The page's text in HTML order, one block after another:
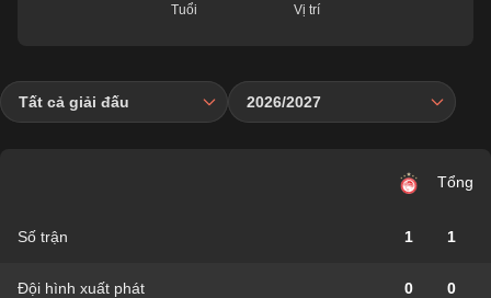
Tuổi Vị trí
Tất cả giải đấu 2026/2027
Tổng
Số trận 1 1
Đội hình xuất phát 0 0